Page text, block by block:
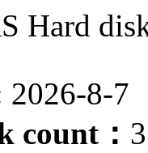
Hard
2026-8-7
count：